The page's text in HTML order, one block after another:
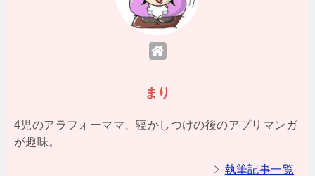
まり
4児のアラフォーママ、寝かしつけの後のアプリマンガ
が趣味。
執筆記事一覧